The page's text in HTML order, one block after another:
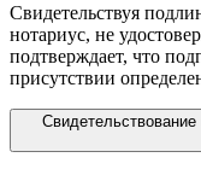
Свидетельствуя
нотариус, не
подтверждает, что
присутствии